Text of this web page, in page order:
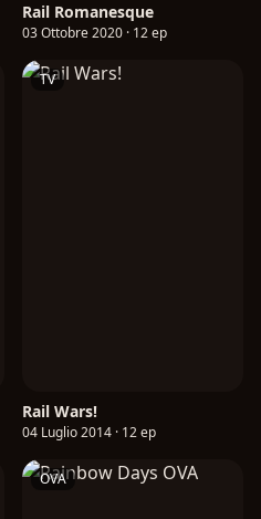
Rail Romanesque
03 Ottobre 2020 · 12 ep
TV
Rail Wars!
04 Luglio 2014 · 12 ep
OVA